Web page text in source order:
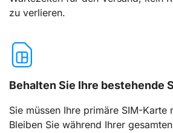
zu verlieren.
Behalten Sie Ihre bestehende
Sie müssen Ihre primäre SIM-Karte
Bleiben Sie während Ihrer